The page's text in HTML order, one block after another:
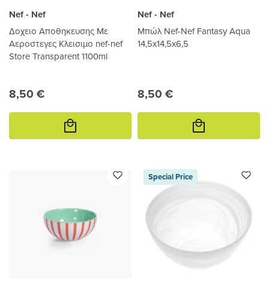
Nef - Nef
Δοχειο Αποθηκευσης Με
Αεροστεγες Κλεισιμο nef-nef
Store Transparent 1100ml
8,50 €
Προσθήκη
καλάθι
Nef - Nef
Μπώλ Nef-Nef Fantasy Aqua
14,5x14,5x6,5
8,50 €
Προσθήκη
καλάθι
Special Price